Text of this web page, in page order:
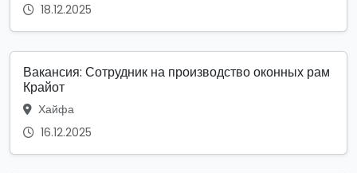
18.12.2025
Вакансия: Сотрудник на производство оконных рам
Крайот
Хайфа
16.12.2025